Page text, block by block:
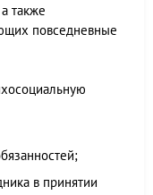
также
повседневные
в принятии